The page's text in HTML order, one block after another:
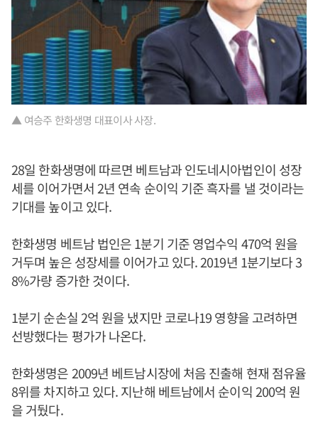
▲ 여승주 한화생명 대표이사 사장.
28일 한화생명에 따르면 베트남과 인도네시아법인이 성장
세를 이어가면서 2년 연속 순이익 기준 흑자를 낼 것이라는
기대를 높이고 있다.
한화생명 베트남 법인은 1분기 기준 영업수익 470억 원을
거두며 높은 성장세를 이어가고 있다. 2019년 1분기보다 3
8%가량 증가한 것이다.
1분기 순손실 2억 원을 냈지만 코로나19 영향을 고려하면
선방했다는 평가가 나온다.
한화생명은 2009년 베트남시장에 처음 진출해 현재 점유율
8위를 차지하고 있다. 지난해 베트남에서 순이익 200억 원
을 거뒀다.